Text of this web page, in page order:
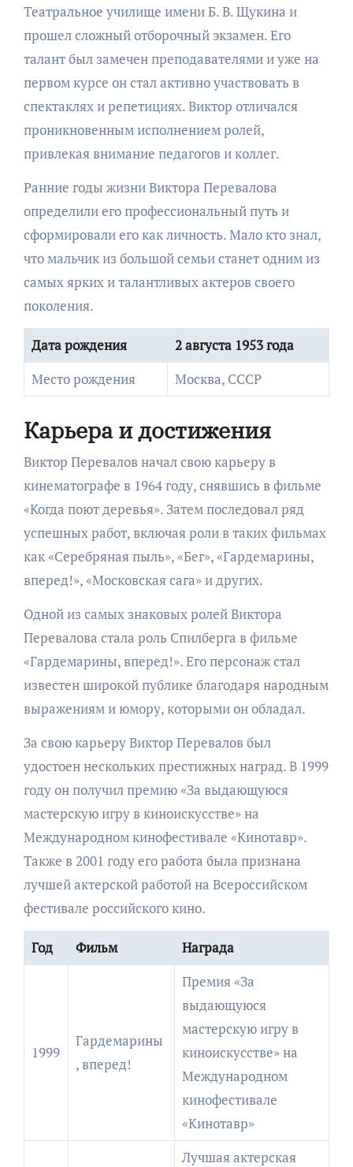
Театральное училище имени Б. В. Щукина и
прошел сложный отборочный экзамен. Его
талант был замечен преподавателями и уже на
первом курсе он стал активно участвовать в
спектаклях и репетициях. Виктор отличался
проникновенным исполнением ролей,
привлекая внимание педагогов и коллег.
Ранние годы жизни Виктора Перевалова
определили его профессиональный путь и
сформировали его как личность. Мало кто знал,
что мальчик из большой семьи станет одним из
самых ярких и талантливых актеров своего
поколения.
Дата рождения
2 августа 1953 года
Место рождения
Москва, СССР
Карьера и достижения
Виктор Перевалов начал свою карьеру в
кинематографе в 1964 году, снявшись в фильме
«Когда поют деревья». Затем последовал ряд
успешных работ, включая роли в таких фильмах
как «Серебряная пыль», «Бег», «Гардемарины,
вперед!», «Московская сага» и других.
Одной из самых знаковых ролей Виктора
Перевалова стала роль Спилберга в фильме
«Гардемарины, вперед!». Его персонаж стал
известен широкой публике благодаря народным
выражениям и юмору, которыми он обладал.
За свою карьеру Виктор Перевалов был
удостоен нескольких престижных наград. В 1999
году он получил премию «За выдающуюся
мастерскую игру в киноискусстве» на
Международном кинофестивале «Кинотавр».
Также в 2001 году его работа была признана
лучшей актерской работой на Всероссийском
фестивале российского кино.
Год Фильм Награда
1999
Гардемарины
, вперед!
Премия «За
выдающуюся
мастерскую игру в
киноискусстве» на
Международном
кинофестивале
«Кинотавр»
Лучшая актерская